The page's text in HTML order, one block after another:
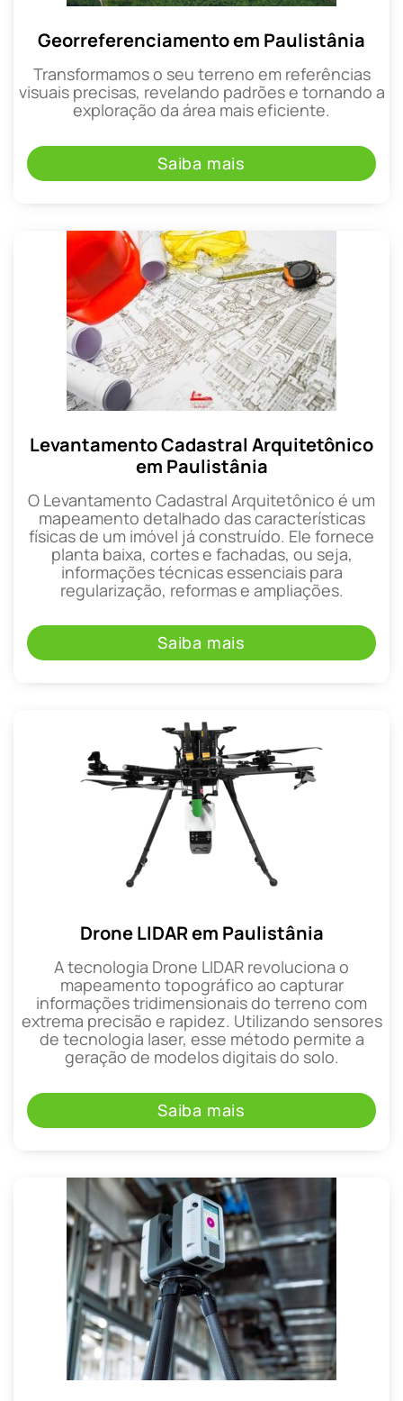
Georreferenciamento em Paulistânia
Transformamos o seu terreno em referências
visuais precisas, revelando padrões e tornando a
exploração da área mais eficiente.
Saiba mais
Levantamento Cadastral Arquitetônico
em Paulistânia
O Levantamento Cadastral Arquitetônico é um
mapeamento detalhado das características
físicas de um imóvel já construído. Ele fornece
planta baixa, cortes e fachadas, ou seja,
informações técnicas essenciais para
regularização, reformas e ampliações.
Saiba mais
Drone LIDAR em Paulistânia
A tecnologia Drone LIDAR revoluciona o
mapeamento topográfico ao capturar
informações tridimensionais do terreno com
extrema precisão e rapidez. Utilizando sensores
de tecnologia laser, esse método permite a
geração de modelos digitais do solo.
Saiba mais